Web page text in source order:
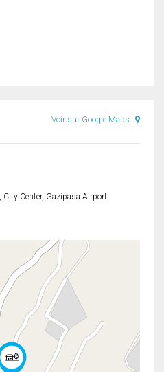
Voir sur Google Maps
Center, Gazipasa Airport